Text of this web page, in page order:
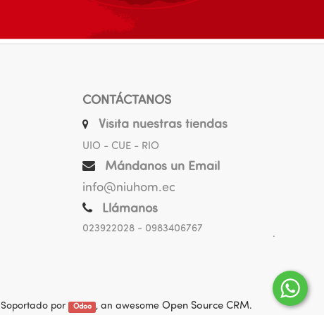
CONTÁCTANOS
Visita nuestras tiendas
UIO - CUE - RIO
Mándanos un Email
info@niuhom.ec
Llámanos
023922028- 0983406767
.
Soportado por Odoo , an awesome Open Source CRM.